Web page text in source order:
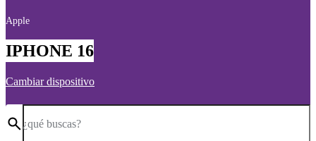
Apple
IPHONE 16
Cambiar dispositivo
¿qué buscas?